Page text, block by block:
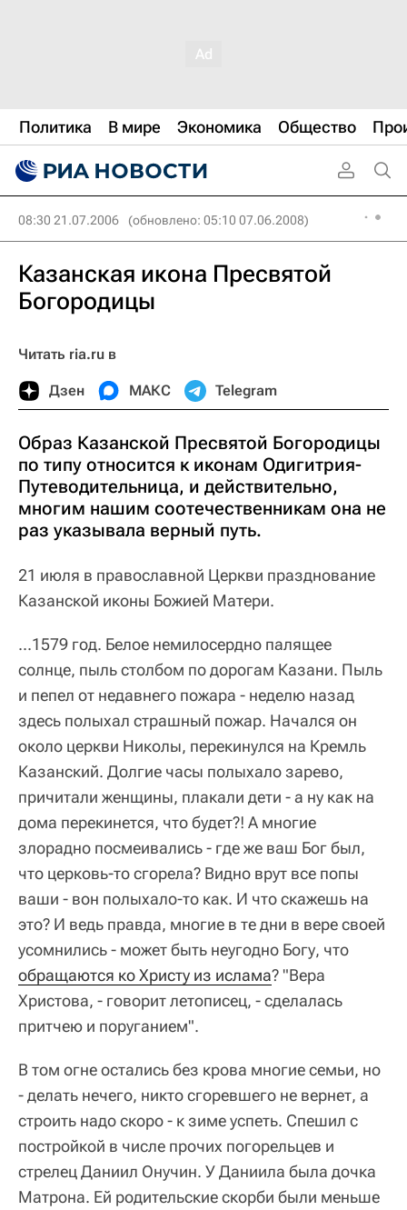
Политика В мире Экономика Общество
08:30 21.07.2006 (обновлено: 05:10 07.06.2008)
Казанская икона Пресвятой
Богородицы
Читать ria.ru в
Дзен МАКС Telegram
Образ Казанской Пресвятой Богородицы
по типу относится к иконам Одигитрия-
Путеводительница, и действительно,
многим нашим соотечественникам она не
раз указывала верный путь.
21 июля в православной Церкви празднование
Казанской иконы Божией Матери.
...1579 год. Белое немилосердно палящее
солнце, пыль столбом по дорогам Казани. Пыль
и пепел от недавнего пожара - неделю назад
здесь полыхал страшный пожар. Начался он
около церкви Николы, перекинулся на Кремль
Казанский. Долгие часы полыхало зарево,
причитали женщины, плакали дети - а ну как на
дома перекинется, что будет?! А многие
злорадно посмеивались - где же ваш Бог был,
что церковь-то сгорела? Видно врут все попы
ваши - вон полыхало-то как. И что скажешь на
это? И ведь правда, многие в те дни в вере своей
усомнились - может быть неугодно Богу, что
обращаются ко Христу из ислама? "Вера
Христова, - говорит летописец, - сделалась
притчею и поруганием".
В том огне остались без крова многие семьи, но
- делать нечего, никто сгоревшего не вернет, а
строить надо скоро - к зиме успеть. Спешил с
постройкой в числе прочих погорельцев и
стрелец Даниил Онучин. У Даниила была дочка
Матрона. Ей родительские скорби были меньше